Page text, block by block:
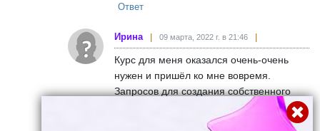
Ответ
Ирина 09 марта, 2022 г. в 21:46
Курс для меня оказался очень-очень
нужен и пришёл ко мне вовремя.
Запросов для создания собственного
сценария счастья было несколько - это и
личные взаимоотношения и отношения